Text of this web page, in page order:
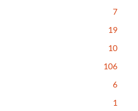
7
19
10
106
6
1